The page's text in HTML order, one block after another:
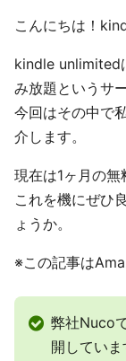
こんにちは！
kindle unlimited
み放題というサ
今回はその中で
介します。
現在は1ヶ月の無
これを機にぜひ
ょうか。
※この記事は
弊社Nuco
開してい